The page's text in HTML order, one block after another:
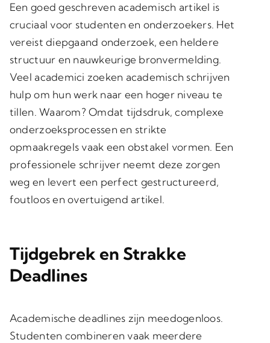
Een goed geschreven academisch artikel is
cruciaal voor studenten en onderzoekers. Het
vereist diepgaand onderzoek, een heldere
structuur en nauwkeurige bronvermelding.
Veel academici zoeken academisch schrijven
hulp om hun werk naar een hoger niveau te
tillen. Waarom? Omdat tijdsdruk, complexe
onderzoeksprocessen en strikte
opmaakregels vaak een obstakel vormen. Een
professionele schrijver neemt deze zorgen
weg en levert een perfect gestructureerd,
foutloos en overtuigend artikel.
Tijdgebrek en Strakke
Deadlines
Academische deadlines zijn meedogenloos.
Studenten combineren vaak meerdere